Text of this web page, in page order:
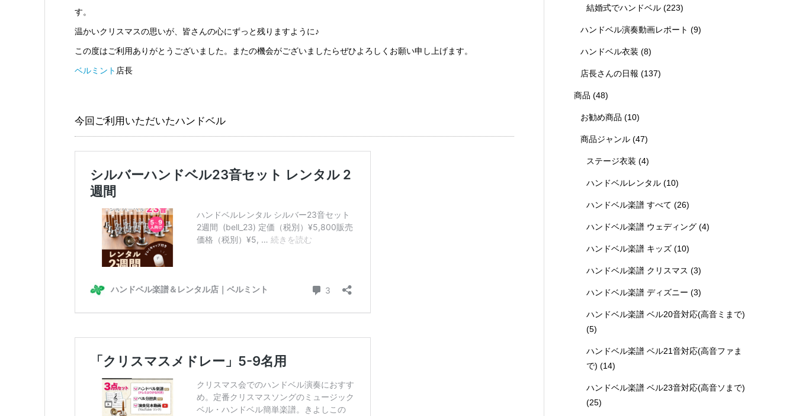
す。
温かいクリスマスの思いが、皆さんの心にずっと残りますように♪
この度はご利用ありがとうございました。またの機会がございましたらぜひよろしくお願い申し上げます。
ベルミント 店長
今回ご利用いただいたハンドベル
結婚式でハンドベル (223)
ハンドベル演奏動画レポート (9)
ハンドベル衣装 (8)
店長さんの日報 (137)
商品 (48)
お勧め商品 (10)
商品ジャンル(47)
ステージ衣装 (4)
ハンドベルレンタル (10)
ハンドベル楽譜 すべて (26)
ハンドベル楽譜 ウェディング (4)
ハンドベル楽譜 キッズ (10)
ハンドベル楽譜 クリスマス (3)
ハンドベル楽譜 ディズニー (3)
ハンドベル楽譜 ベル20音対応(高音ミまで)
(5)
ハンドベル楽譜 ベル21音対応(高音ファま
で) (14)
ハンドベル楽譜 ベル23音対応(高音ソまで)
(25)